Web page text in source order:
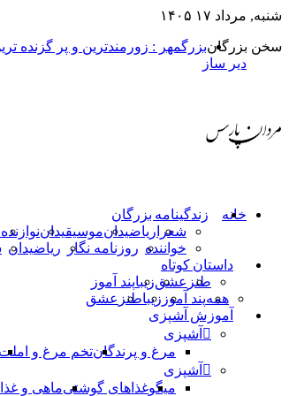
شنبه, مرداد ۱۷ ۱۴۰۵
سخن بزرگانبزرگمهر : زورمندترین و پر گزنده
دیر ساز
خانه زندگینامه بزرگان
شعرا ریاضیدانموسیقیداننوازنده
خواننده روزنامه نگار ریاضیدان
داستان کوتاه
طنز عشقزیباپند آموز
همهپند آموز زیباطنز عشق
آموزش آشپزی
آشپزی
مرغ و پرندگانتخم مرغ و املت
آشپزی
میگوغذاهای گوشتیماهی و